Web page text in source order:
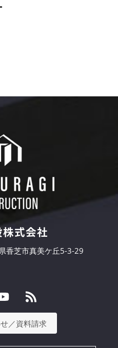
式会社
香芝市真美ケ丘5-3-29
RSS
／資料請求